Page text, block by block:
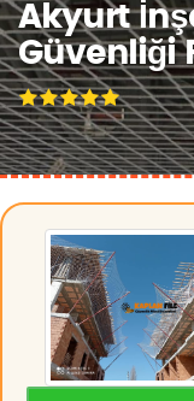
Akyurt
Güvenliği